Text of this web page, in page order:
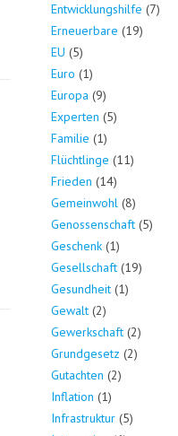
Entwicklungshilfe (7)
Erneuerbare (19)
EU (5)
Euro (1)
Europa (9)
Experten (5)
Familie (1)
Flüchtlinge (11)
Frieden (14)
Gemeinwohl (8)
Genossenschaft (5)
Geschenk (1)
Gesellschaft (19)
Gesundheit (1)
Gewalt (2)
Gewerkschaft (2)
Grundgesetz (2)
Gutachten (2)
Inflation (1)
Infrastruktur (5)